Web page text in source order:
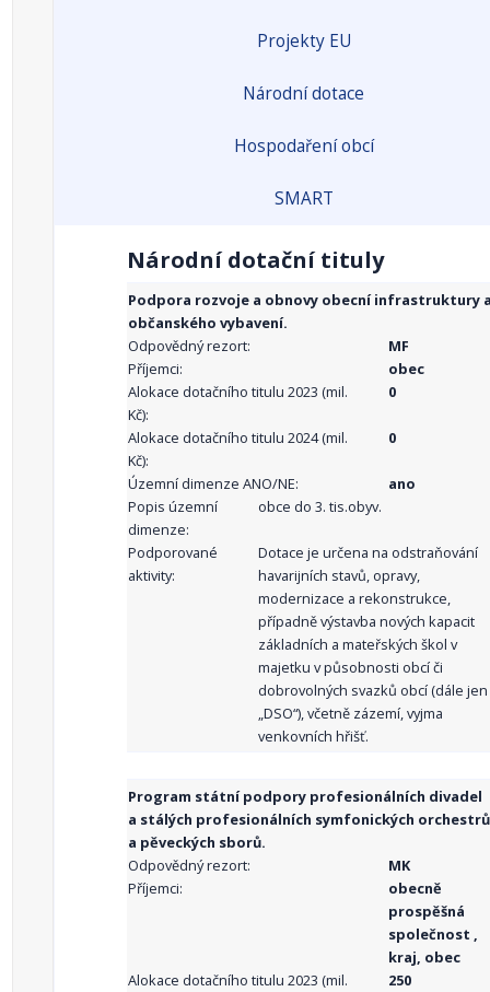
Projekty EU
Národní dotace
Hospodaření obcí
SMART
Národní dotační tituly
Podpora rozvoje a obnovy obecní infrastruktury
občanského vybavení.
Odpovědný rezort:
MF
Příjemci:
obec
Alokace dotačního titulu 2023 (mil.
Kč):
0
Alokace dotačního titulu 2024 (mil.
Kč):
0
Územní dimenze ANO/NE:
ano
Popis územní
dimenze:
obce do 3. tis.obyv.
Podporované
aktivity:
Dotace je určena na odstraňování
havarijních stavů, opravy,
modernizace a rekonstrukce,
případně výstavba nových kapacit
základních a mateřských škol v
majetku v působnosti obcí či
dobrovolných svazků obcí (dále jen
„DSO“), včetně zázemí, vyjma
venkovních hřišť.
Program státní podpory profesionálních divadel
a stálých profesionálních symfonických orchestrů
a pěveckých sborů.
Odpovědný rezort:
MK
Příjemci:
obecně
prospěšná
společnost ,
kraj, obec
Alokace dotačního titulu 2023 (mil.
250